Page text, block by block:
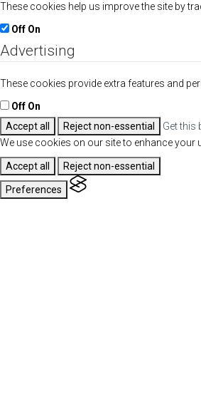
These cookies help us improve the site by
Off On
Advertising
These cookies provide extra features and
Off On
Accept all
Reject non-essential
Get this
We use cookies on our site to enhance your
Accept all Reject non-essential
Preferences